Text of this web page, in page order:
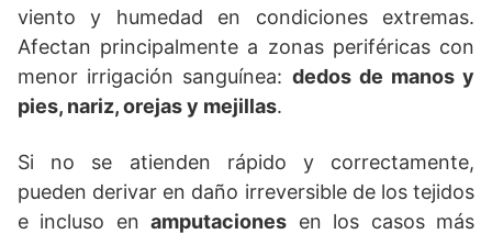
viento y humedad en condiciones extremas.
Afectan principalmente a zonas periféricas con
menor irrigación sanguínea: dedos de manos y
pies, nariz, orejas y mejillas.
Si no se atienden rápido y correctamente,
pueden derivar en daño irreversible de los tejidos
e incluso enamputaciones en los casos más